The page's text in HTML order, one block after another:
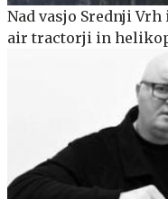
Nad vasjo Srednji
air tractorji in